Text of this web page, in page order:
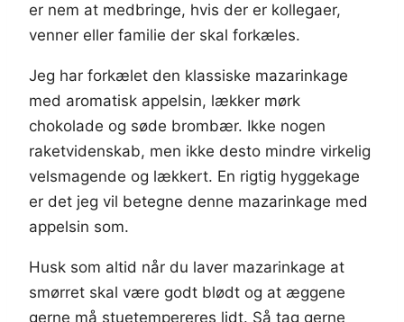
er nem at medbringe, hvis der er kollegaer,
venner eller familie der skal forkæles.
Jeg har forkælet den klassiske mazarinkage
med aromatisk appelsin, lækker mørk
chokolade og søde brombær. Ikke nogen
raketvidenskab, men ikke desto mindre virkelig
velsmagende og lækkert. En rigtig hyggekage
er det jeg vil betegne denne mazarinkage med
appelsin som.
Husk som altid når du laver mazarinkage at
smørret skal være godt blødt og at æggene
gerne må stuetempereres lidt. Så tag gerne